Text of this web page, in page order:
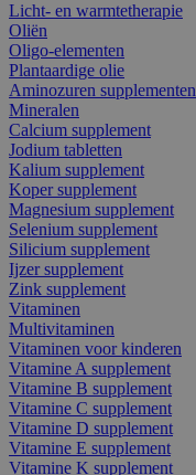
Licht- en warmtetherapie
Oliën
Oligo-elementen
Plantaardige olie
Aminozuren supplementen
Mineralen
Calcium supplement
Jodium tabletten
Kalium supplement
Koper supplement
Magnesium supplement
Selenium supplement
Silicium supplement
Ijzer supplement
Zink supplement
Vitaminen
Multivitaminen
Vitaminen voor kinderen
Vitamine A supplement
Vitamine B supplement
Vitamine C supplement
Vitamine D supplement
Vitamine E supplement
Vitamine K supplement